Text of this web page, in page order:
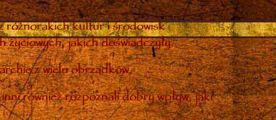
różnorakich kultur i środowisk
życiowych, jakich doświadczyły.
z wielu obrządków.
również rozpoznali dobry wpływ, jaki